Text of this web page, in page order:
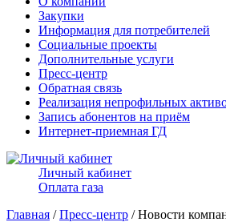
Закупки
Информация для потребителей
Социальные проекты
Дополнительные услуги
Пресс-центр
Обратная связь
Реализация непрофильных
Запись абонентов на приём
Интернет-приемная ГД
Личный кабинет
Оплата газа
Главная /Пресс-центр / Новости